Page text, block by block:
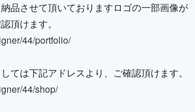
品させて頂いておりますロゴの一部画像が
頂けます。
44/portfolio/
ては下記アドレスより、ご確認頂けます。
44/shop/